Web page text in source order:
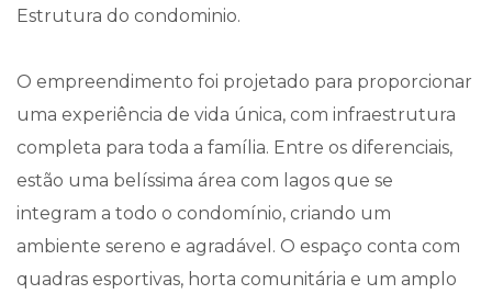
Estrutura do condominio.
O empreendimento foi projetado para proporcionar
uma experiência de vida única, com infraestrutura
completa para toda a família. Entre os diferenciais,
estão uma belíssima área com lagos que se
integram a todo o condomínio, criando um
ambiente sereno e agradável. O espaço conta com
quadras esportivas, horta comunitária e um amplo